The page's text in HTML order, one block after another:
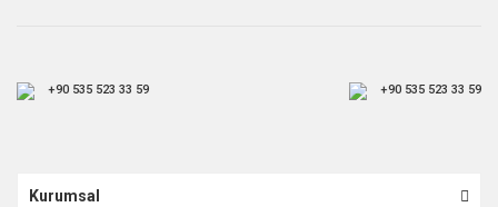
+90 535 523 33 59 +90 535 523 33 59
Kurumsal